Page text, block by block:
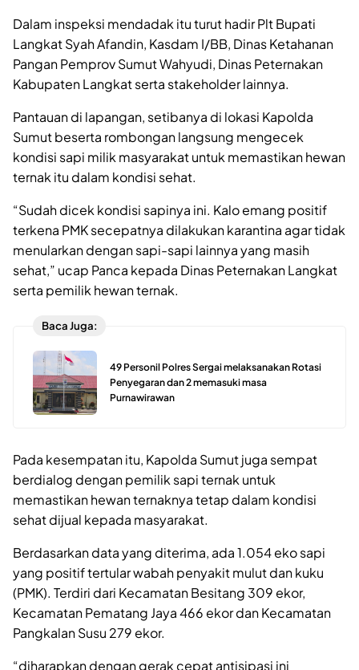
Dalam inspeksi mendadak itu turut hadir Plt Bupati
Langkat Syah Afandin, Kasdam I/BB, Dinas Ketahanan
Pangan Pemprov Sumut Wahyudi, Dinas Peternakan
Kabupaten Langkat serta stakeholder lainnya.
Pantauan di lapangan, setibanya di lokasi Kapolda
Sumut beserta rombongan langsung mengecek
kondisi sapi milik masyarakat untuk memastikan hewan
ternak itu dalam kondisi sehat.
“Sudah dicek kondisi sapinya ini. Kalo emang positif
terkena PMK secepatnya dilakukan karantina agar tidak
menularkan dengan sapi-sapi lainnya yang masih
sehat,” ucap Panca kepada Dinas Peternakan Langkat
serta pemilik hewan ternak.
Baca Juga:
49 Personil Polres Sergai melaksanakan Rotasi
Penyegaran dan 2 memasuki masa
Purnawirawan
Pada kesempatan itu, Kapolda Sumut juga sempat
berdialog dengan pemilik sapi ternak untuk
memastikan hewan ternaknya tetap dalam kondisi
sehat dijual kepada masyarakat.
Berdasarkan data yang diterima, ada 1.054 eko sapi
yang positif tertular wabah penyakit mulut dan kuku
(PMK). Terdiri dari Kecamatan Besitang 309 ekor,
Kecamatan Pematang Jaya 466 ekor dan Kecamatan
Pangkalan Susu 279 ekor.
“diharapkan dengan gerak cepat antisipasi ini